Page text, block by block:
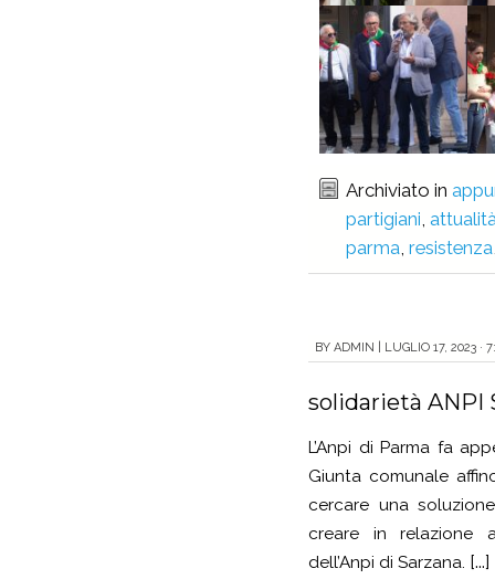
Archiviato in
partigiani,
parma, resistenza
BY ADMIN LUGLIO 17, 2023 ·
solidarietà ANPI
L’Anpi di Parma fa
Giunta comunale
cercare una
creare in relazione
dell’Anpi di Sarzana. [...]